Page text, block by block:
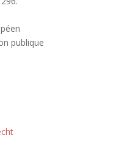
publique